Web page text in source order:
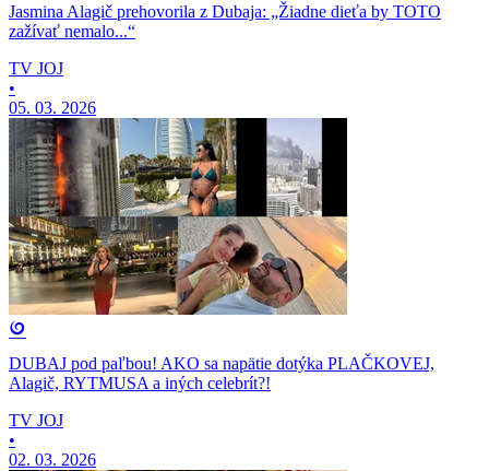
Jasmina Alagič prehovorila z Dubaja: „Žiadne dieťa by TOTO
zažívať nemalo...“
TV JOJ
•
05. 03. 2026
DUBAJ pod paľbou! AKO sa napätie dotýka PLAČKOVEJ,
Alagič, RYTMUSA a iných celebrít?!
TV JOJ
•
02. 03. 2026